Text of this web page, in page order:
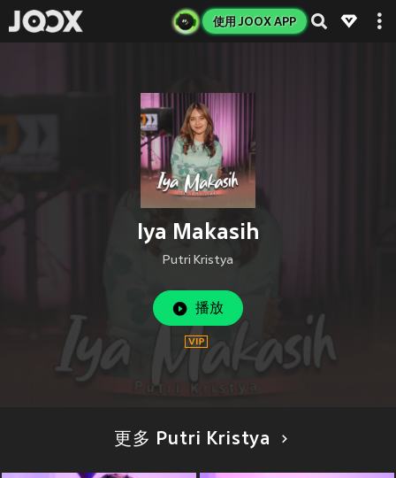
使用 JOOX APP
Iya Makasih
Putri Kristya
播放
更多 Putri Kristya